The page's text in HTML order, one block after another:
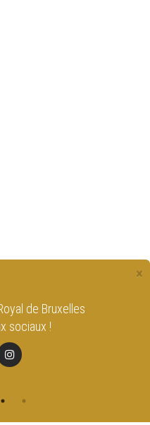
×
de Bruxelles
sociaux !